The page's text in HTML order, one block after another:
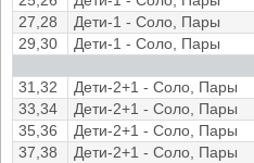
27,28
Дети-1 - Соло, Пары
29,30
Дети-1 - Соло, Пары
31,32
Дети-2+1 - Соло, Пары
33,34
Дети-2+1 - Соло, Пары
35,36
Дети-2+1 - Соло, Пары
37,38
Дети-2+1 - Соло, Пары